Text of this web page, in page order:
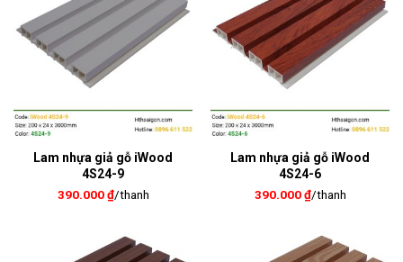
Lam nhựa giả gỗ iWood
4S24-9
390.000₫/thanh
Lam nhựa giả gỗ iWood
4S24-6
390.000₫/thanh